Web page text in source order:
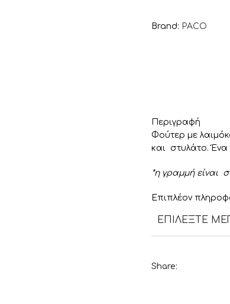
Brand: PACO
Περιγραφή
Φούτερ με
και στυλάτο. Ένα
*η γραμμή είναι
Επιπλέον
ΕΠΙΛΈΞΤΕ
Share: